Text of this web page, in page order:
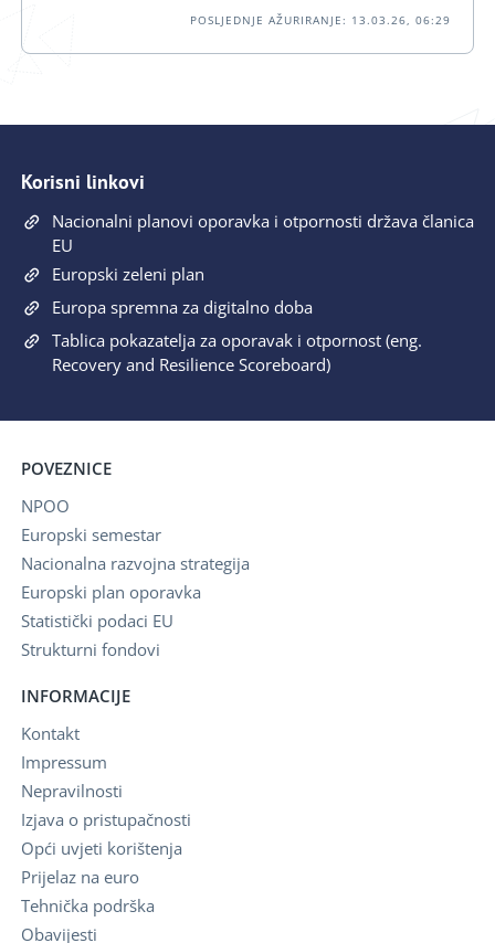
POSLJEDNJE AŽURIRANJE: 13.03.26, 06:29
Korisni linkovi
Nacionalni planovi oporavka i otpornosti država članica
EU
Europski zeleni plan
Europa spremna za digitalno doba
Tablica pokazatelja za oporavak i otpornost (eng.
Recovery and Resilience Scoreboard)
POVEZNICE
NPOO
Europski semestar
Nacionalna razvojna strategija
Europski plan oporavka
Statistički podaci EU
Strukturni fondovi
INFORMACIJE
Kontakt
Impressum
Nepravilnosti
Izjava o pristupačnosti
Opći uvjeti korištenja
Prijelaz na euro
Tehnička podrška
Obavijesti